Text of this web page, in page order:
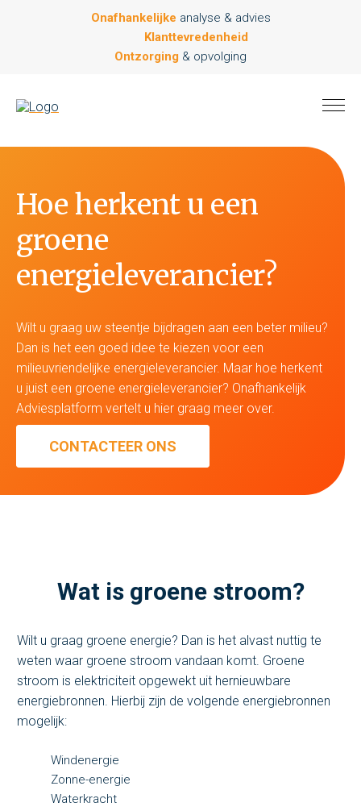
Onafhankelijke analyse & advies
Klanttevredenheid
Ontzorging & opvolging
Hoe herkent u een
groene
energieleverancier?
Wilt u graag uw steentje bijdragen aan een beter milieu?
Dan is het een goed idee te kiezen voor een
milieuvriendelijke energieleverancier. Maar hoe herkent
u juist een groene energieleverancier? Onafhankelijk
Adviesplatform vertelt u hier graag meer over.
CONTACTEER ONS
Wat is groene stroom?
Wilt u graag groene energie? Dan is het alvast nuttig te
weten waar groene stroom vandaan komt. Groene
stroom is elektriciteit opgewekt uit hernieuwbare
energiebronnen. Hierbij zijn de volgende energiebronnen
mogelijk:
Windenergie
Zonne-energie
Waterkracht